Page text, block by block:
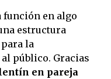
función en algo
estructura
la
público. Gracias
en pareja